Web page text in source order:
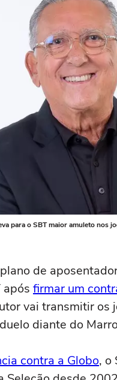
para o SBT maior amuleto nos
de
após firmar um
vai transmitir os
diante do
contra a Globo, o